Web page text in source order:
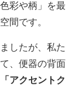
彩や柄」を最
間です。
したが、私た
、便器の背面
「アクセントク